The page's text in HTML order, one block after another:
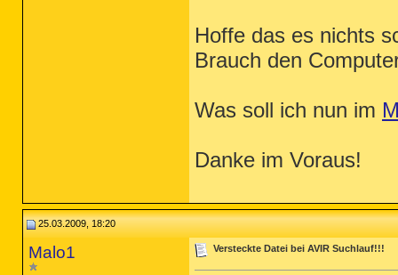
Hoffe das es nichts
Brauch den
Was soll ich nun im
Danke im Voraus!
25.03.2009, 18:20
Malo1 Versteckte Datei bei AVIR Suchlauf!!!